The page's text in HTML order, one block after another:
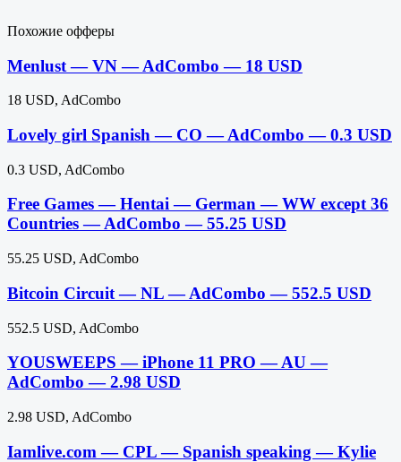
Похожие офферы
Menlust — VN — AdCombo — 18 USD
18 USD, AdCombo
Lovely girl Spanish — CO — AdCombo — 0.3 USD
0.3 USD, AdCombo
Free Games — Hentai — German — WW except 36
Countries — AdCombo — 55.25 USD
55.25 USD, AdCombo
Bitcoin Circuit — NL — AdCombo — 552.5 USD
552.5 USD, AdCombo
YOUSWEEPS — iPhone 11 PRO — AU —
AdCombo — 2.98 USD
2.98 USD, AdCombo
Iamlive.com — CPL — Spanish speaking — Kylie